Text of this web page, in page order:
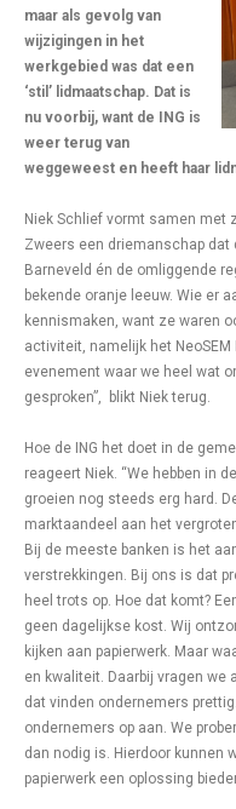
maar als gevolg van
wijzigingen in het
werkgebied was dat een
‘stil’ lidmaatschap. Dat is
nu voorbij, want de ING is
weer terug van
weggeweest en heeft haar
Niek Schlief vormt samen met
Zweers een driemanschap
Barneveld én de omliggende
bekende oranje leeuw. Wie er
kennismaken, want ze waren
activiteit, namelijk het
evenement waar we heel wat
gesproken”, blikt Niek terug.
Hoe de ING het doet in de
reageert Niek. “We hebben in
groeien nog steeds erg hard.
marktaandeel aan het
Bij de meeste banken is het
verstrekkingen. Bij ons is dat
heel trots op. Hoe dat komt?
geen dagelijkse kost. Wij
kijken aan papierwerk. Maar
en kwaliteit. Daarbij vragen
dat vinden ondernemers
ondernemers op aan. We
dan nodig is. Hierdoor kunnen
papierwerk een oplossing